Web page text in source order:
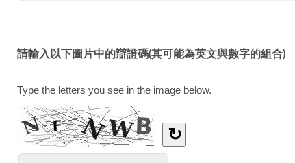
請輸入以下圖片中的辯證碼(其可能為英文與數字的組合)
Type the letters you see in the image below.
↻